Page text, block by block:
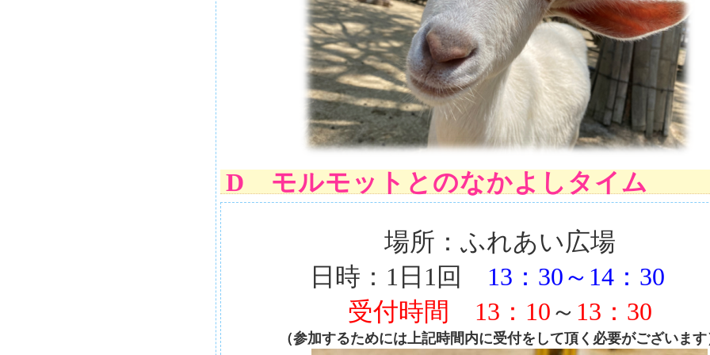
D モルモットとのなかよしタイム
場所：ふれあい広場
日時：1日1回
13：30～14：30
受付時間
13：10～ 13：30
（参加するためには上記時間内に受付をして頂く必要がございます